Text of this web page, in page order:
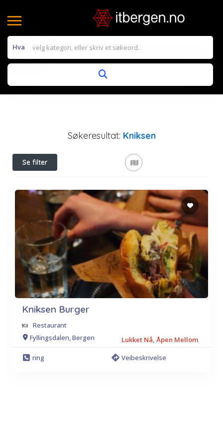
Hva
Søkeresultat: Kniksen
Se filter
Kniksen Burger
Restaurant
Fyllingsdalen, Bergen
Lukket Nå, Åpen Mellom
ring
Veibeskrivelse